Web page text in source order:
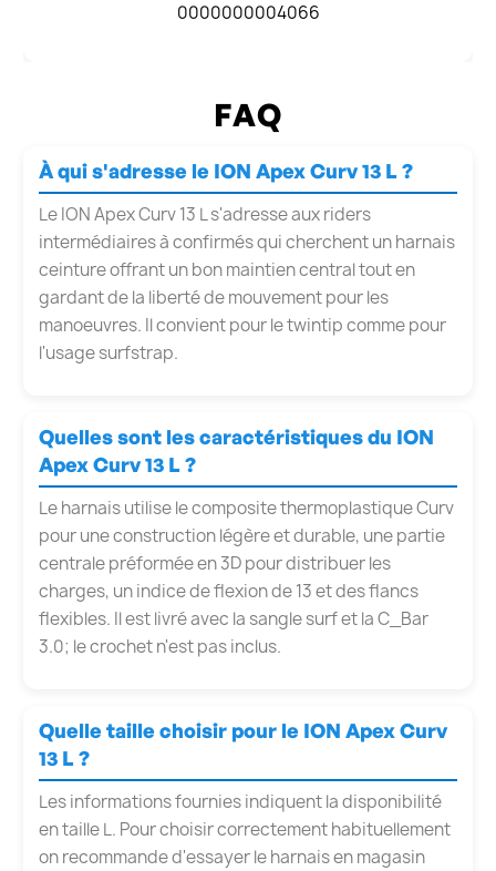
0000000004066
FAQ
À qui s'adresse le ION Apex Curv 13 L ?
Le ION Apex Curv 13 L s'adresse aux riders
intermédiaires à confirmés qui cherchent un harnais
ceinture offrant un bon maintien central tout en
gardant de la liberté de mouvement pour les
manoeuvres. Il convient pour le twintip comme pour
l'usage surfstrap.
Quelles sont les caractéristiques du ION
Apex Curv 13 L ?
Le harnais utilise le composite thermoplastique Curv
pour une construction légère et durable, une partie
centrale préformée en 3D pour distribuer les
charges, un indice de flexion de 13 et des flancs
flexibles. Il est livré avec la sangle surf et la C_Bar
3.0; le crochet n'est pas inclus.
Quelle taille choisir pour le ION Apex Curv
13 L ?
Les informations fournies indiquent la disponibilité
en taille L. Pour choisir correctement habituellement
on recommande d'essayer le harnais en magasin